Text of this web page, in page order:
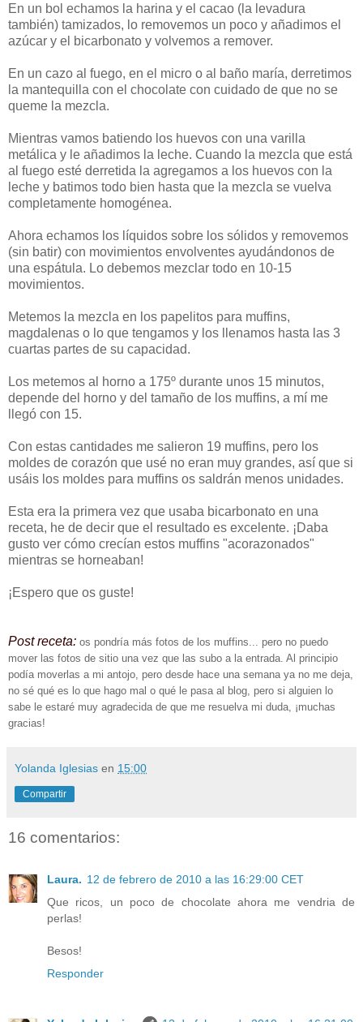
En un bol echamos la harina y el cacao (la levadura
también) tamizados, lo removemos un poco y añadimos el
azúcar y el bicarbonato y volvemos a remover.
En un cazo al fuego, en el micro o al baño maría, derretimos
la mantequilla con el chocolate con cuidado de que no se
queme la mezcla.
Mientras vamos batiendo los huevos con una varilla
metálica y le añadimos la leche. Cuando la mezcla que está
al fuego esté derretida la agregamos a los huevos con la
leche y batimos todo bien hasta que la mezcla se vuelva
completamente homogénea.
Ahora echamos los líquidos sobre los sólidos y removemos
(sin batir) con movimientos envolventes ayudándonos de
una espátula. Lo debemos mezclar todo en 10-15
movimientos.
Metemos la mezcla en los papelitos para muffins,
magdalenas o lo que tengamos y los llenamos hasta las 3
cuartas partes de su capacidad.
Los metemos al horno a 175º durante unos 15 minutos,
depende del horno y del tamaño de los muffins, a mí me
llegó con 15.
Con estas cantidades me salieron 19 muffins, pero los
moldes de corazón que usé no eran muy grandes, así que si
usáis los moldes para muffins os saldrán menos unidades.
Esta era la primera vez que usaba bicarbonato en una
receta, he de decir que el resultado es excelente. ¡Daba
gusto ver cómo crecían estos muffins "acorazonados"
mientras se horneaban!
¡Espero que os guste!
Post receta: os pondría más fotos de los muffins... pero no puedo
mover las fotos de sitio una vez que las subo a la entrada. Al principio
podía moverlas a mi antojo, pero desde hace una semana ya no me deja,
no sé qué es lo que hago mal o qué le pasa al blog, pero si alguien lo
sabe le estaré muy agradecida de que me resuelva mi duda, ¡muchas
gracias!
Yolanda Iglesias en 15:00
Compartir
16 comentarios:
Laura. 12 de febrero de 2010 a las 16:29:00 CET
Que ricos, un poco de chocolate ahora me vendria de
perlas!
Besos!
Responder